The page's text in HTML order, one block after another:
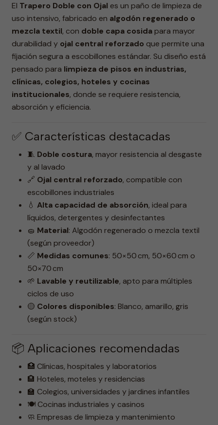
El Trapero Doble con Ojal es un paño de limpieza de
uso intensivo, fabricado en algodón regenerado o
mezcla textil, con doble capa cosidapara mayor
durabilidad y ojal central reforzado que permite una
fijación segura a escobillones estándar. Su diseño está
pensado para limpieza de pisos en industrias,
clínicas, colegios, hoteles y cocinas
institucionales, donde se requiere resistencia,
absorción y eficiencia.
✅ Características destacadas
🧵 Doble costura, mayor resistencia al desgaste
y al lavado
🔗 Ojal central reforzado, compatible con
escobillones industriales
💧 Alta capacidad de absorción, ideal para
líquidos, detergentes y desinfectantes
🧽 Material: Algodón regenerado o mezcla textil
(según proveedor)
📏 Medidas comunes: 50×50 cm, 50×60 cm o
50×70 cm
🌱 Lavable y reutilizable, apto para múltiples
ciclos de uso
🟡 Colores disponibles: Blanco, amarillo, gris
(según stock)
📦 Aplicaciones recomendadas
🏥 Clínicas, hospitales y laboratorios
🏨 Hoteles, moteles y residencias
🏫 Colegios, universidades y jardines infantiles
🍽️ Cocinas industriales y casinos
🧼 Empresas de limpieza y mantenimiento